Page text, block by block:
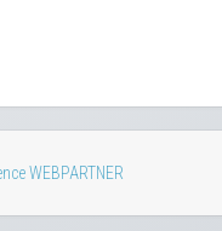
WEBPARTNER